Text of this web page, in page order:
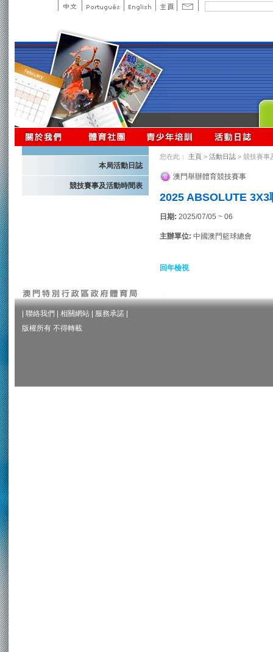
本局活動日誌
競技賽事及活動時間表
您在此： 主頁 > 活動日誌 > 競技賽事
澳門舉辦體育競技賽事
2025 ABSOLUTE
日期: 2025/07/05 ~ 06
主辦單位: 中國澳門籃球總會
回年檢視
聯絡我們 相關網站 服務承諾
版權所有 不得轉載